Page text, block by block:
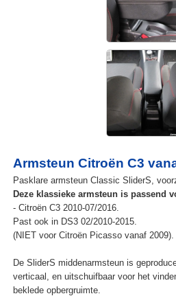
Armsteun Citroën C3
Pasklare armsteun Classic SliderS,
Deze klassieke armsteun is passend
- Citroën C3 2010-07/2016.
Past ook in DS3 02/2010-2015.
(NIET voor Citroën Picasso vanaf 2009).
De SliderS middenarmsteun is
verticaal, en uitschuifbaar voor het
beklede opbergruimte.